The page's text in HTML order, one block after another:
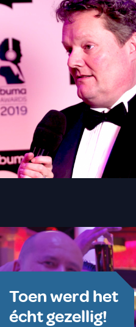
Toen werd het
écht gezellig!